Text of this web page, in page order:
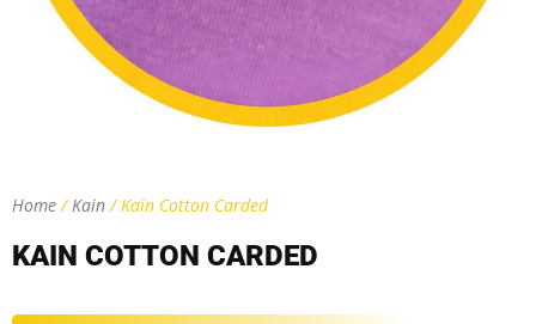
Home/Kain/ Kain Cotton Carded
KAIN COTTON CARDED